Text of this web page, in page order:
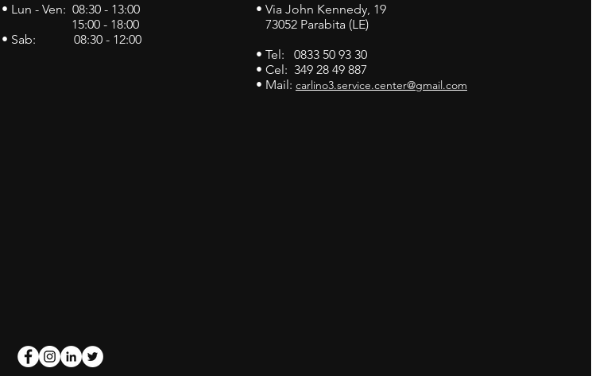
• Lun - Ven: 08:30 - 13:00
15:00 - 18:00
• Sab: 08:30 - 12:00
• Via John Kennedy, 19
73052 Parabita (LE)
• Tel: 0833 50 93 30
• Cel: 349 28 49 887
• Mail: carlino3.service.center@gmail.com